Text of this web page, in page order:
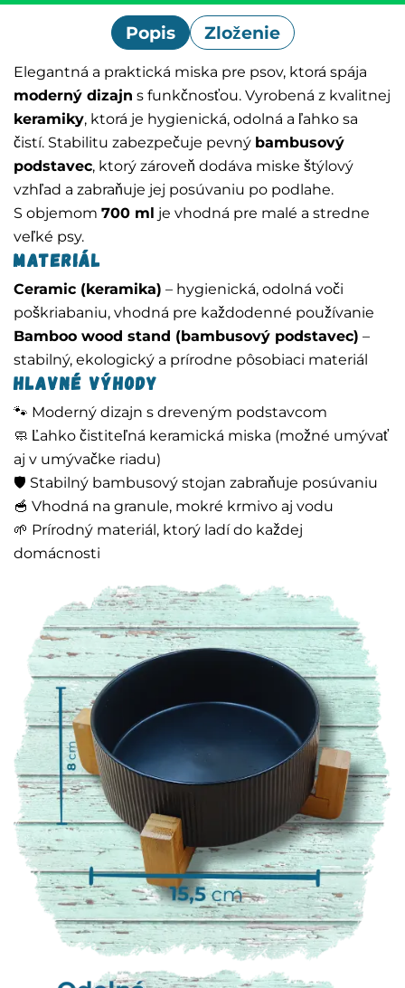
Popis Zloženie
Elegantná a praktická miska pre psov, ktorá spája
moderný dizajn s funkčnosťou. Vyrobená z kvalitnej
keramiky, ktorá je hygienická, odolná a ľahko sa
čistí. Stabilitu zabezpečuje pevný bambusový
podstavec, ktorý zároveň dodáva miske štýlový
vzhľad a zabraňuje jej posúvaniu po podlahe.
S objemom 700 ml je vhodná pre malé a stredne
veľké psy.
Materiál
Ceramic (keramika) – hygienická, odolná voči
poškriabaniu, vhodná pre každodenné používanie
Bamboo wood stand (bambusový podstavec) –
stabilný, ekologický a prírodne pôsobiaci materiál
Hlavné výhody
🐾 Moderný dizajn s dreveným podstavcom
🧼 Ľahko čistiteľná keramická miska (možné umývať
aj v umývačke riadu)
🛡️ Stabilný bambusový stojan zabraňuje posúvaniu
🥣 Vhodná na granule, mokré krmivo aj vodu
🌱 Prírodný materiál, ktorý ladí do každej
domácnosti